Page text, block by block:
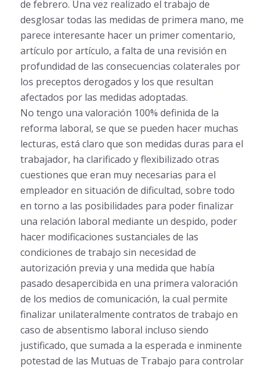
de febrero. Una vez realizado el trabajo de
desglosar todas las medidas de primera mano, me
parece interesante hacer un primer comentario,
artículo por artículo, a falta de una revisión en
profundidad de las consecuencias colaterales por
los preceptos derogados y los que resultan
afectados por las medidas adoptadas.
No tengo una valoración 100% definida de la
reforma laboral, se que se pueden hacer muchas
lecturas, está claro que son medidas duras para el
trabajador, ha clarificado y flexibilizado otras
cuestiones que eran muy necesarias para el
empleador en situación de dificultad, sobre todo
en torno a las posibilidades para poder finalizar
una relación laboral mediante un despido, poder
hacer modificaciones sustanciales de las
condiciones de trabajo sin necesidad de
autorización previa y una medida que había
pasado desapercibida en una primera valoración
de los medios de comunicación, la cual permite
finalizar unilateralmente contratos de trabajo en
caso de absentismo laboral incluso siendo
justificado, que sumada a la esperada e inminente
potestad de las Mutuas de Trabajo para controlar